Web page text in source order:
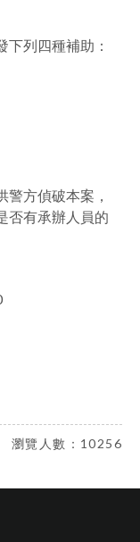
列四種補助：
方偵破本案，
否有承辦人員的
瀏覽人數：10256